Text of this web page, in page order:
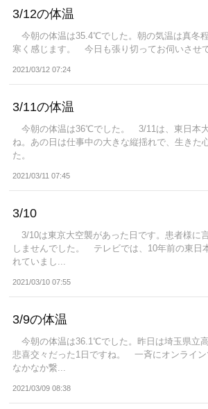
3/12の体温
今朝の体温は35.4℃でした。朝の気温は真冬
寒く感じます。 今日も張り切ってお伺いさせて
2021/03/12 07:24
3/11の体温
今朝の体温は36℃でした。 3/11は、東日本
ね。あの日は仕事中の大きな縦揺れで、生きた
た。
2021/03/11 07:45
3/10
3/10は東京大空襲があった日です。患者様に
しませんでした。 テレビでは、10年前の東日
れていまし...
2021/03/10 07:55
3/9の体温
今朝の体温は36.1℃でした。昨日は埼玉県立
悲喜交々だった1日ですね。 一斉にオンライン
なかなか繋...
2021/03/09 08:38